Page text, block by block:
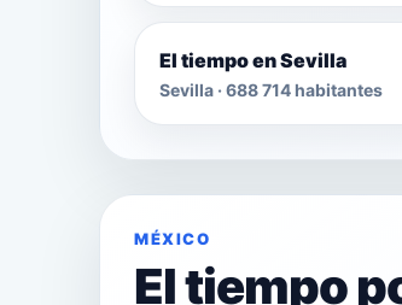
El tiempo en Sevilla
Sevilla · 688 714 habitantes
MÉXICO
El tiempo